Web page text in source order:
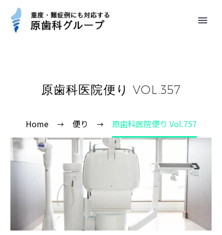
原歯科医院便り VOL.357
Home 便り 原歯科医院便り Vol.757